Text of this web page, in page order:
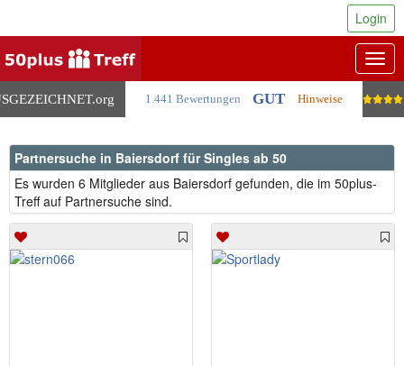
.org 1.441 Bewertungen GUT Hinweise
Login
Partnersuche in Baiersdorf für Singles ab 50
Es wurden 6 Mitglieder aus Baiersdorf gefunden, die im 50plus-
Treff auf Partnersuche sind.